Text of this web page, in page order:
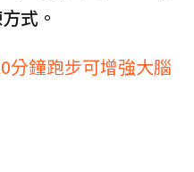
式。
分鐘跑步可增強大腦